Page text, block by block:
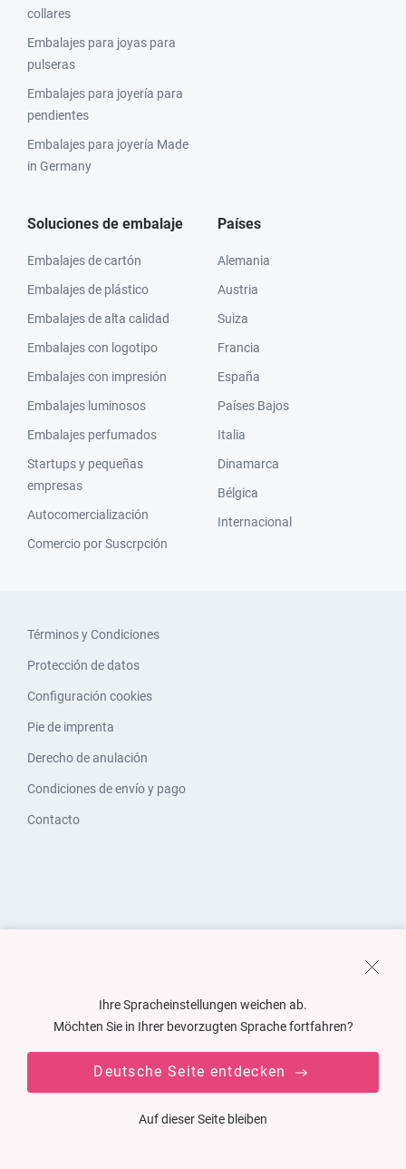
collares
Embalajes para joyas para
pulseras
Embalajes para joyería para
pendientes
Embalajes para joyería Made
in Germany
Soluciones de embalaje
Embalajes de cartón
Embalajes de plástico
Embalajes de alta calidad
Embalajes con logotipo
Embalajes con impresión
Embalajes luminosos
Embalajes perfumados
Startups y pequeñas
empresas
Autocomercialización
Comercio por Suscrpción
Países
Alemania
Austria
Suiza
Francia
España
Países Bajos
Italia
Dinamarca
Bélgica
Internacional
Términos y Condiciones
Protección de datos
Configuración cookies
Pie de imprenta
Derecho de anulación
Condiciones de envío y pago
Contacto
Ihre Spracheinstellungen weichen ab.
Möchten Sie in Ihrer bevorzugten Sprache fortfahren?
Deutsche Seite entdecken
Auf dieser Seite bleiben